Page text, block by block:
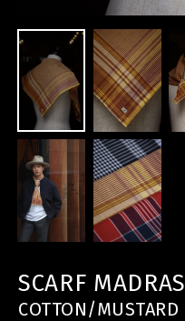
SCARF MADRAS
COTTON/MUSTARD